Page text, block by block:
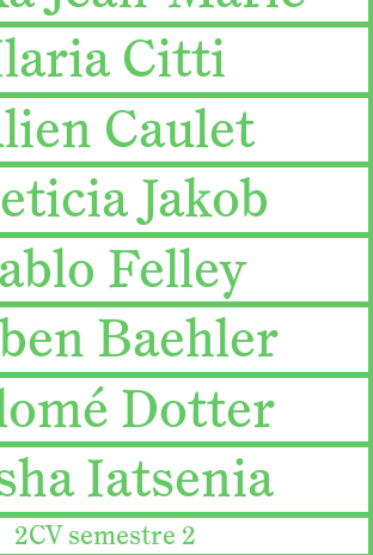
Citti
Caulet
Jakob
Felley
Baehler
Dotter
Iatsenia
2CV semestre 2